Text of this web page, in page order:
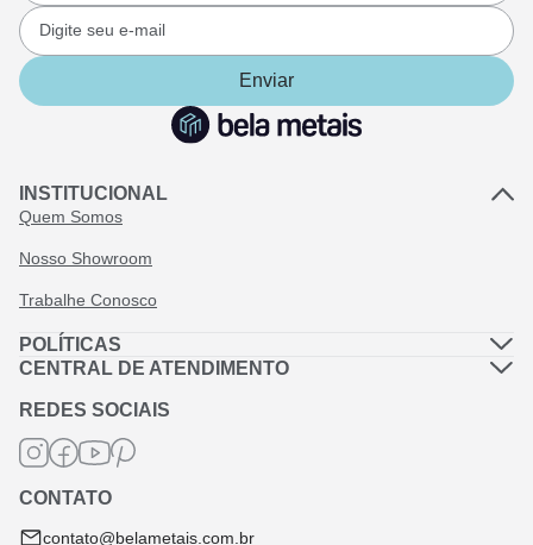
Enviar
INSTITUCIONAL
Quem Somos
Nosso Showroom
Trabalhe Conosco
POLÍTICAS
Política de Privacidade
Política de Frete
Termos de Garantia
Termos e Condições
Troca e Devolução
CENTRAL DE ATENDIMENTO
REDES SOCIAIS
CONTATO
contato@belametais.com.br